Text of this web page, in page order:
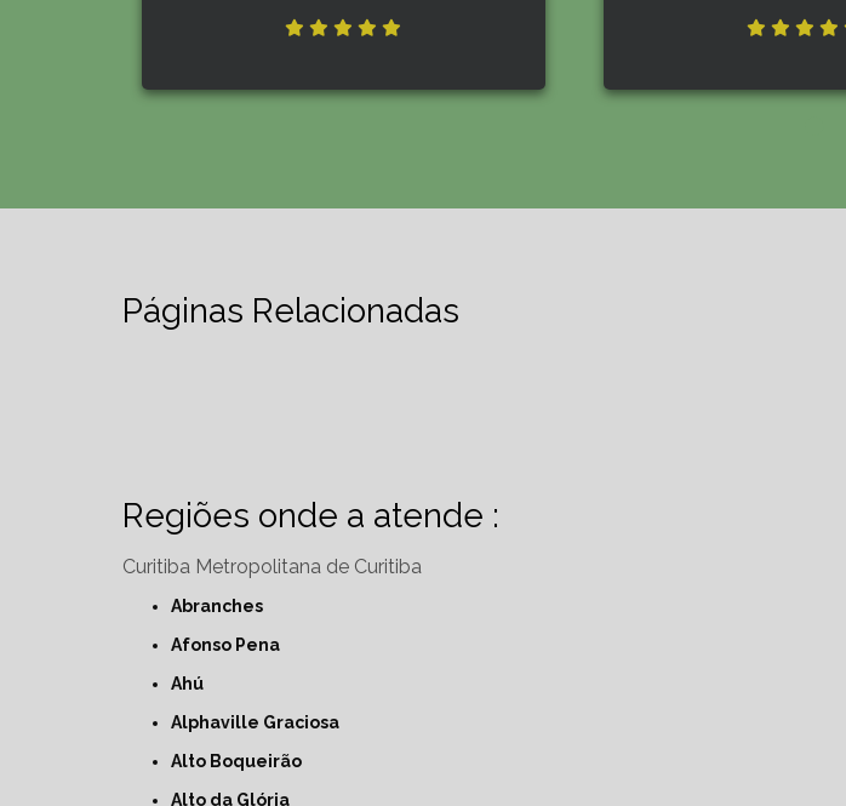
Páginas Relacionadas
Regiões onde a atende :
Curitiba Metropolitana de Curitiba
Abranches
Afonso Pena
Ahú
Alphaville Graciosa
Alto Boqueirão
Alto da Glória